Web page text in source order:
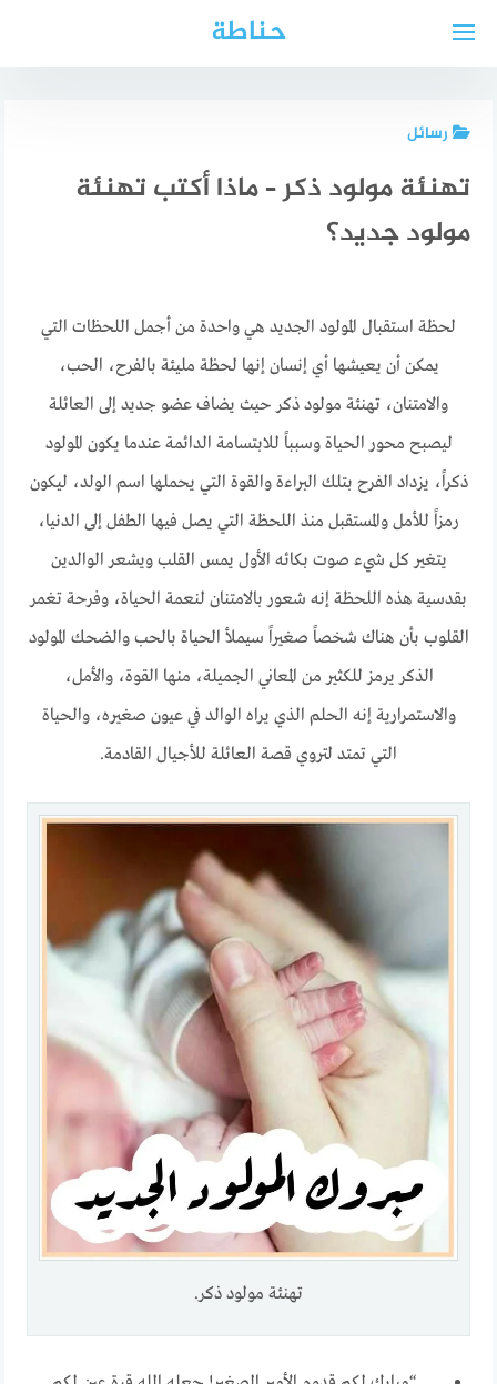
حناطة
رسائل
تهنئة مولود ذكر – ماذا أكتب تهنئة
مولود جديد؟
لحظة استقبال المولود الجديد هي واحدة من أجمل اللحظات التي
يمكن أن يعيشها أي إنسان إنها لحظة مليئة بالفرح، الحب،
والامتنان، تهنئة مولود ذكر حيث يضاف عضو جديد إلى العائلة
ليصبح محور الحياة وسبباً للابتسامة الدائمة عندما يكون المولود
ذكراً، يزداد الفرح بتلك البراءة والقوة التي يحملها اسم الولد، ليكون
رمزاً للأمل والمستقبل منذ اللحظة التي يصل فيها الطفل إلى الدنيا،
يتغير كل شيء صوت بكائه الأول يمس القلب ويشعر الوالدين
بقدسية هذه اللحظة إنه شعور بالامتنان لنعمة الحياة، وفرحة تغمر
القلوب بأن هناك شخصاً صغيراً سيملأ الحياة بالحب والضحك المولود
الذكر يرمز للكثير من المعاني الجميلة، منها القوة، والأمل،
والاستمرارية إنه الحلم الذي يراه الوالد في عيون صغيره، والحياة
التي تمتد لتروي قصة العائلة للأجيال القادمة.
تهنئة مولود ذكر.